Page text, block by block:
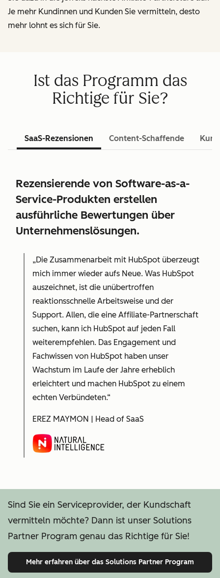
Je mehr Kundinnen und Kunden Sie vermitteln, desto
mehr lohnt es sich für Sie.
Ist das Programm das
Richtige für Sie?
SaaS-Rezensionen Content-Schaffende
Rezensierende von Software-as-a-
Service-Produkten erstellen
ausführliche Bewertungen über
Unternehmenslösungen.
„Die Zusammenarbeit mit HubSpot überzeugt
mich immer wieder aufs Neue. Was HubSpot
auszeichnet, ist die unübertroffen
reaktionsschnelle Arbeitsweise und der
Support. Allen, die eine Affiliate-Partnerschaft
suchen, kann ich HubSpot auf jeden Fall
weiterempfehlen. Das Engagement und
Fachwissen von HubSpot haben unser
Wachstum im Laufe der Jahre erheblich
erleichtert und machen HubSpot zu einem
echten Verbündeten.“
EREZ MAYMON | Head of SaaS
Sind Sie ein Serviceprovider, der Kundschaft
vermitteln möchte? Dann ist unser Solutions
Partner Program genau das Richtige für Sie!
Mehr erfahren über das Solutions Partner Program